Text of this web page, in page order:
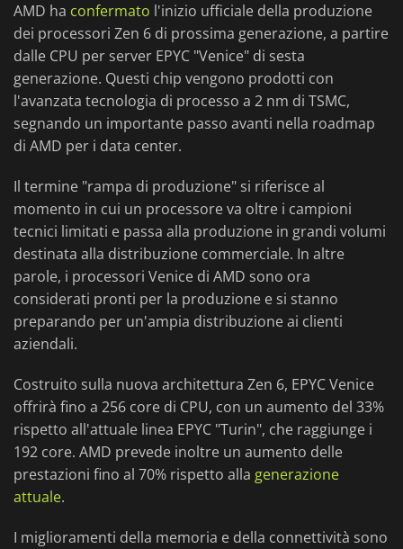
AMD ha confermato l'inizio ufficiale della produzione
dei processori Zen 6 di prossima generazione, a partire
dalle CPU per server EPYC "Venice" di sesta
generazione. Questi chip vengono prodotti con
l'avanzata tecnologia di processo a 2 nm di TSMC,
segnando un importante passo avanti nella roadmap
di AMD per i data center.
Il termine "rampa di produzione" si riferisce al
momento in cui un processore va oltre i campioni
tecnici limitati e passa alla produzione in grandi volumi
destinata alla distribuzione commerciale. In altre
parole, i processori Venice di AMD sono ora
considerati pronti per la produzione e si stanno
preparando per un'ampia distribuzione ai clienti
aziendali.
Costruito sulla nuova architettura Zen 6, EPYC Venice
offrirà fino a 256 core di CPU, con un aumento del 33%
rispetto all'attuale linea EPYC "Turin", che raggiunge i
192 core. AMD prevede inoltre un aumento delle
prestazioni fino al 70% rispetto alla generazione
attuale.
I miglioramenti della memoria e della connettività sono